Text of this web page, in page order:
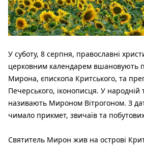
У суботу, 8 серпня, православні
церковним календарем вшановують
Мирона, єпископа Критського, та
Печерського, іконописця. У народній
називають Мироном Вітрогоном. З
чимало прикмет, звичаїв та
Святитель Мирон жив на острові Крит